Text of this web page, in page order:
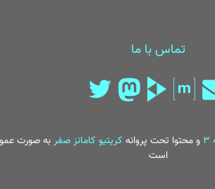
تماس با ما
و محتوا تحت پروانه کریتیو کامانز صفربه صورت
است